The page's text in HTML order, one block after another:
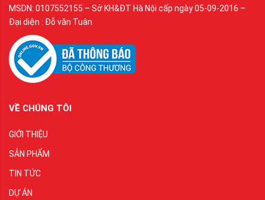
MSDN: 0107552155 – Sở KH&ĐT Hà Nội cấp ngày 05-09-2016 –
Đại diện : Đỗ văn Tuân
VỀ CHÚNG TÔI
GIỚI THIỆU
SẢN PHẨM
TIN TỨC
DỰ ÁN